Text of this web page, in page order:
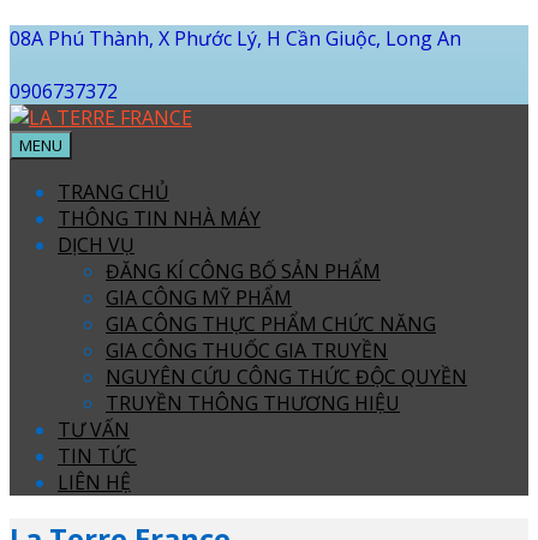
08A Phú Thành, X Phước Lý, H Cần Giuộc, Long An
0906737372
MENU
TRANG CHỦ
THÔNG TIN NHÀ MÁY
DỊCH VỤ
ĐĂNG KÍ CÔNG BỐ SẢN PHẨM
GIA CÔNG MỸ PHẨM
GIA CÔNG THỰC PHẨM CHỨC NĂNG
GIA CÔNG THUỐC GIA TRUYỀN
NGUYÊN CỨU CÔNG THỨC ĐỘC QUYỀN
TRUYỀN THÔNG THƯƠNG HIỆU
TƯ VẤN
TIN TỨC
LIÊN HỆ